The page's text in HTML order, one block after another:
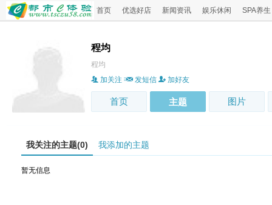
首页 优选好店 新闻资讯 娱乐休闲 SPA养生
程均
程均
加关注
发短信 加好友
首页 主题 图片
我关注的主题(0) 我添加的主题
暂无信息